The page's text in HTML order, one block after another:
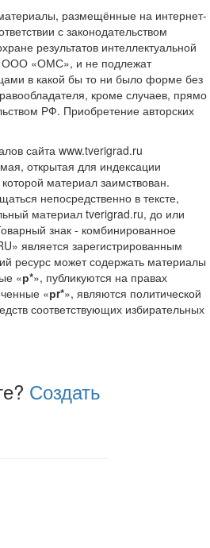
размещённые на интернет-
с законодательством
результатов интеллектуальной
ООО «ОМС», и не подлежат
в какой бы то ни было форме без
кроме случаев, прямо
РФ. Приобретение авторских
сайта www.tverigrad.ru
открытая для индексации
материал заимствован.
непосредственно в тексте,
материал tverigrad.ru, до или
знак - комбинированное
является зарегистрированным
ресурс может содержать материалы
«р*», публикуются на правах
«рr*», являются политической
соответствующих избирательных
Создать